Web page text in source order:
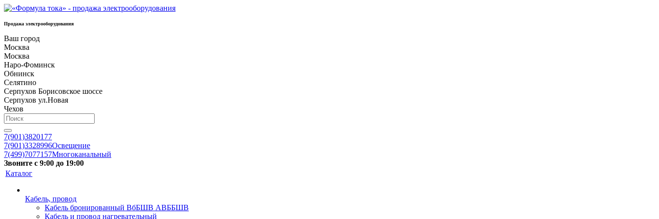
Продажа электрооборудования
Ваш город
Москва
Москва
Наро-Фоминск
Обнинск
Селятино
Серпухов Борисовское шоссе
Серпухов ул.Новая
Чехов
7(901)3820177
7(901)3328996Освещение
7(499)7077157Многоканальный
Звоните с 9:00 до 19:00
Каталог
Кабель, провод
Кабель бронированный ВбБШВ АВББШВ
Кабель и провод нагревательный